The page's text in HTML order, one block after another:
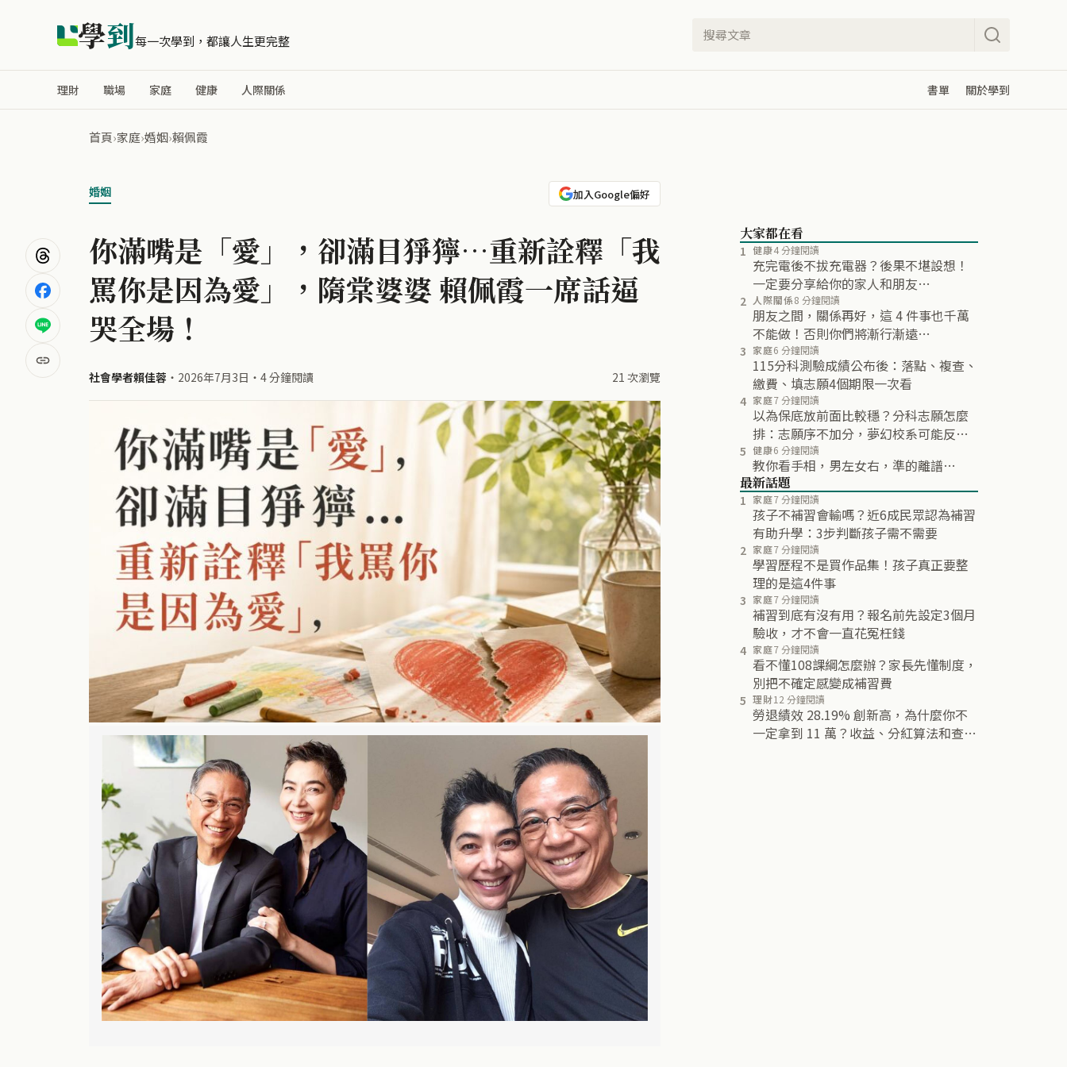
學到每一次學到，都讓人生更完整
理財 職場 家庭 健康 人際關係 書單 關於學到
首頁›家庭›婚姻›賴佩霞
婚姻 加入Google偏好
你滿嘴是「愛」，卻滿目猙獰…重新詮釋「我
罵你是因為愛」，隋棠婆婆 賴佩霞一席話逼
哭全場！
社會學者賴佳蓉 ・ 2026年7月3日 ・ 4 分鐘閱讀 21 次瀏覽
大家都在看
1 健康4 分鐘閱讀
充完電後不拔充電器？後果不堪設想！
一定要分享給你的家人和朋友…
2 人際關係8 分鐘閱讀
朋友之間，關係再好，這 4 件事也千萬
不能做！否則你們將漸行漸遠…
3 家庭6 分鐘閱讀
115分科測驗成績公布後：落點、複查、
繳費、填志願4個期限一次看
4 家庭7 分鐘閱讀
以為保底放前面比較穩？分科志願怎麼
排：志願序不加分，夢幻校系可能反而
不再分發
5 健康6 分鐘閱讀
教你看手相，男左女右，準的離譜…
最新話題
1 家庭7 分鐘閱讀
孩子不補習會輸嗎？近6成民眾認為補習
有助升學：3步判斷孩子需不需要
2 家庭7 分鐘閱讀
學習歷程不是買作品集！孩子真正要整
理的是這4件事
3 家庭7 分鐘閱讀
補習到底有沒有用？報名前先設定3個月
驗收，才不會一直花冤枉錢
4 家庭7 分鐘閱讀
看不懂108課綱怎麼辦？家長先懂制度，
別把不確定感變成補習費
5 理財12 分鐘閱讀
勞退績效 28.19% 創新高，為什麼你不
一定拿到 11 萬？收益、分紅算法和查詢